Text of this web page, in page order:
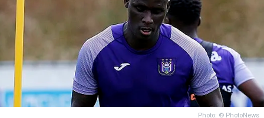
Photo: © PhotoNews